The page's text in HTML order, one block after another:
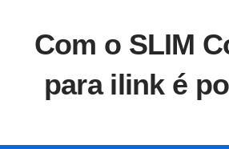
Com o SLIM
para ilink é